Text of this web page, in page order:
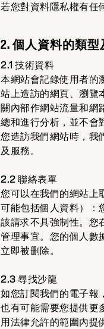
若您對資料隱私權有任
2. 個人資料的類
2.1 技術資料
本網站會記錄使用者的
站上造訪的網頁、瀏覽
關內部作網站流量和網
總和進行分析，並不會
您造訪我們網站時，我
及服務。
2.2 聯絡表單
您可以在我們的網站上
可能包括個人資料）：
該請求不具強制性。您
管理事宜。您的個人數
立即被删除。
2.3 尋找沙龍
如您訂閱我們的電子報
也有可能需要您提供更
用法律允許的範圍內提